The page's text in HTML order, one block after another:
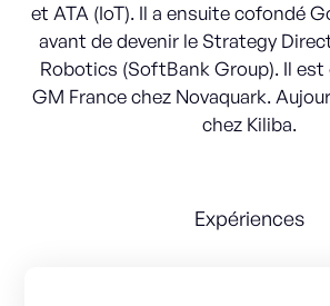
et ATA (IoT). Il a ensuite cofondé
avant de devenir le Strategy
Robotics (SoftBank Group). Il est
GM France chez Novaquark.
chez Kiliba.
Expériences